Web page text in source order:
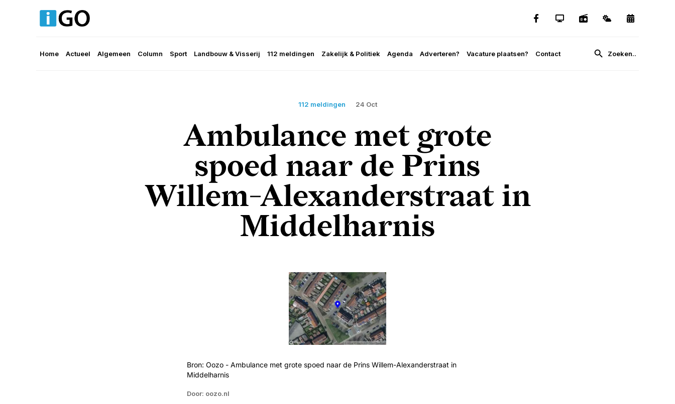
Home Actueel Algemeen Column Sport Landbouw & Visserij 112 meldingen Zakelijk & Politiek Agenda Adverteren? Vacature plaatsen? Contact
112 meldingen 24 Oct
Ambulance met grote
spoed naar de Prins
Willem-Alexanderstraat in
Middelharnis
Bron: Oozo - Ambulance met grote spoed naar de Prins Willem-Alexanderstraat in
Middelharnis
Door: oozo.nl